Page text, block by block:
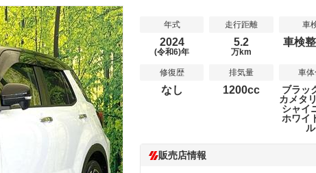
年式
2024
(令和6)年
走行距離
5.2
万km
車
車検
修復歴
なし
排気量
1200cc
車
ブラッ
カメタ
シャイ
ホワイ
ル
販売店情報